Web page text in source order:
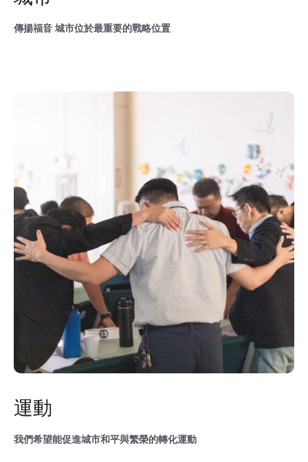
傳揚福音 城市位於最重要的戰略位置
運動
我們希望能促進城市和平與繁榮的轉化運動